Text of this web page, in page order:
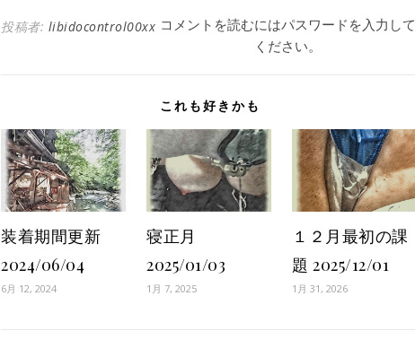
投稿者: libidocontrol00xx コメントを読むにはパスワードを入力して
ください。
これも好きかも
装着期間更新
2024/06/04
6月 12, 2024
寝正月
2025/01/03
1月 7, 2025
１２月最初の課
題 2025/12/01
1月 31, 2026